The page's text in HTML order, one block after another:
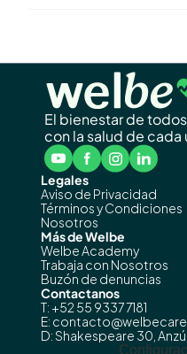
El bienestar de
con la salud de cada
Legales
Aviso de Privacidad
Términos y Condiciones
Nosotros
Más de Welbe
Welbe Academy
Trabaja con Nosotros
Buzón de denuncias
Contactanos
T: +52 55 9337 7181
E:
D: Shakespeare 30,